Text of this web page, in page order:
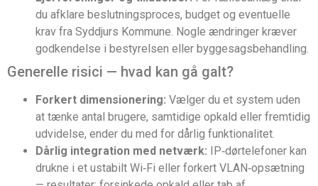
du afklare beslutningsproces, budget og eventuelle
krav fra Syddjurs Kommune. Nogle ændringer kræver
godkendelse i bestyrelsen eller byggesagsbehandling.
Generelle risici — hvad kan gå galt?
Forkert dimensionering: Vælger du et system uden
at tænke antal brugere, samtidige opkald eller fremtidig
udvidelse, ender du med for dårlig funktionalitet.
Dårlig integration med netværk: IP‑dørtelefoner kan
drukne i et ustabilt Wi‑Fi eller forkert VLAN‑opsætning